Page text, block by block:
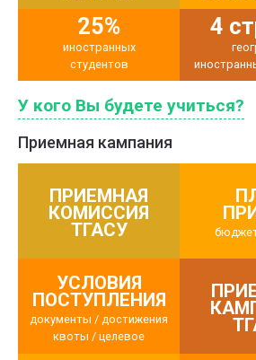
25%
иностранных
студентов
4
У кого Вы будете учиться?
Приемная кампания
ПРИЕМНАЯ
КОМИССИЯ
ТГАСУ
УСЛОВИЯ
ПОСТУПЛЕНИЯ
документы / достижения
квоты / целевое